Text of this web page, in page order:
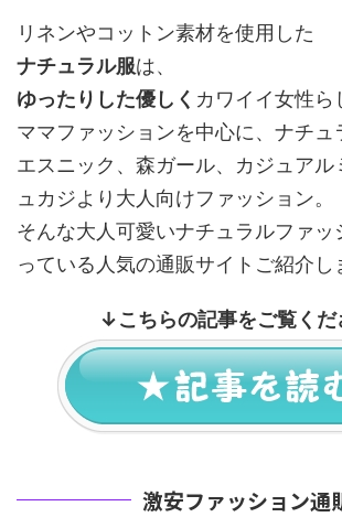
リネンやコットン素材を使用した
ナチュラル服は、
ゆったりした優しく カワイイ女性ら
ママファッションを中心に、ナチュ
エスニック、森ガール、カジュアル
ュカジより大人向けファッション。
そんな大人可愛いナチュラルファッ
っている人気の通販サイトご紹介し
↓こちらの記事をご覧くだ
激安ファッション通